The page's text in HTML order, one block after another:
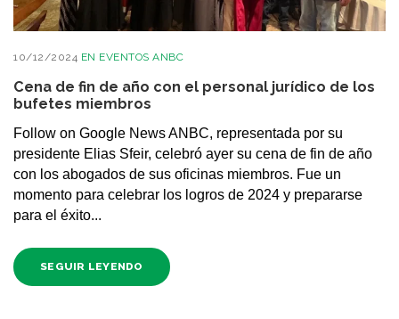
10/12/2024 EN EVENTOS ANBC
Cena de fin de año con el personal jurídico de los
bufetes miembros
Follow on Google News ANBC, representada por su
presidente Elias Sfeir, celebró ayer su cena de fin de año
con los abogados de sus oficinas miembros. Fue un
momento para celebrar los logros de 2024 y prepararse
para el éxito...
SEGUIR LEYENDO